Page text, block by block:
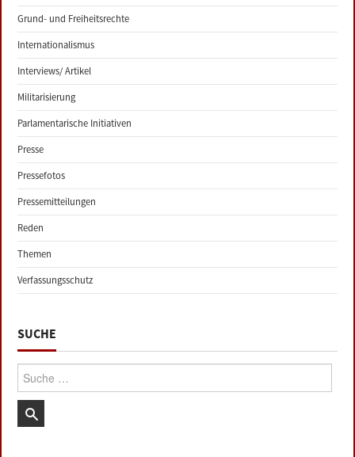
Grund- und Freiheitsrechte
Internationalismus
Interviews/ Artikel
Militarisierung
Parlamentarische Initiativen
Presse
Pressefotos
Pressemitteilungen
Reden
Themen
Verfassungsschutz
SUCHE
Suche: